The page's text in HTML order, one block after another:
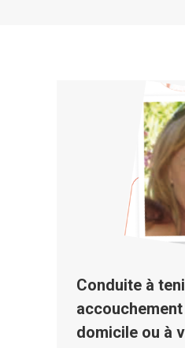
Conduite à
domicile ou à